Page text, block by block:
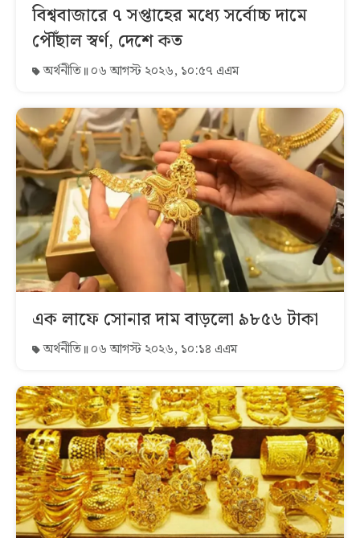
বিশ্ববাজারে ৭ সপ্তাহের মধ্যে সর্বোচ্চ দামে
পৌঁছাল স্বর্ণ, দেশে কত
অর্থনীতি ০৬ আগস্ট ২০২৬, ১০:৫৭ এএম
এক লাফে সোনার দাম বাড়লো ৯৮৫৬ টাকা
অর্থনীতি ০৬ আগস্ট ২০২৬, ১০:১৪ এএম